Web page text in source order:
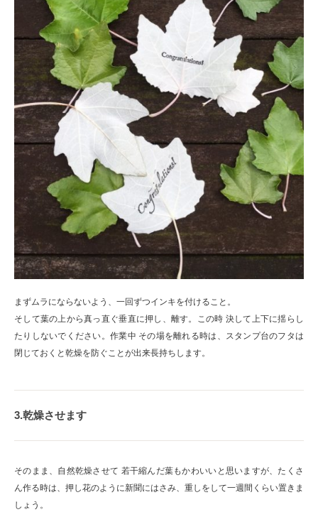
まずムラにならないよう、一回ずつインキを付けること。
そして葉の上から真っ直ぐ垂直に押し、離す。この時 決して上下に揺らし
たりしないでください。作業中 その場を離れる時は、スタンプ台のフタは
閉じておくと乾燥を防ぐことが出来長持ちします。
3.乾燥させます
そのまま、自然乾燥させて 若干縮んだ葉もかわいいと思いますが、たくさ
ん作る時は、押し花のように新聞にはさみ、重しをして一週間くらい置きま
しょう。